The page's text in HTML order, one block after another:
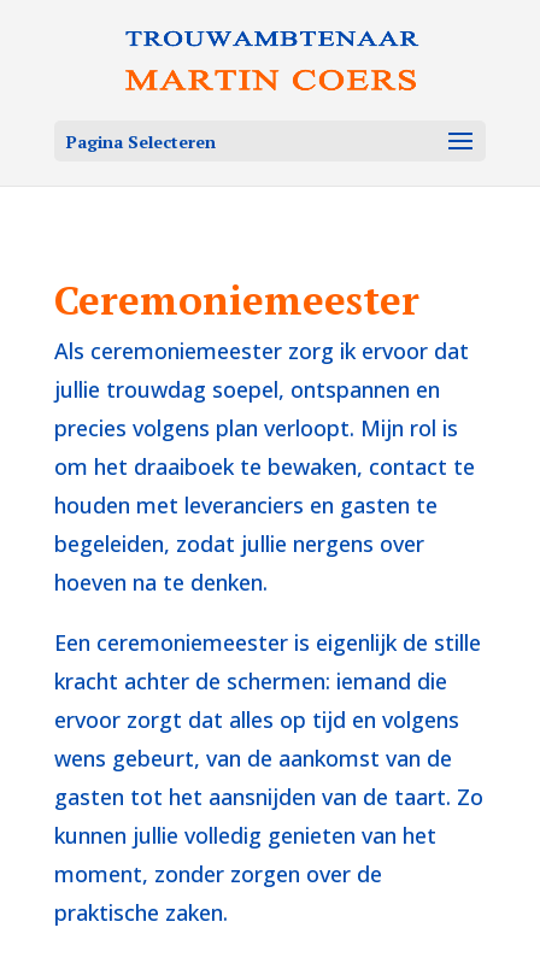
Pagina Selecteren
Ceremoniemeester
Als ceremoniemeester zorg ik ervoor dat
jullie trouwdag soepel, ontspannen en
precies volgens plan verloopt. Mijn rol is
om het draaiboek te bewaken, contact te
houden met leveranciers en gasten te
begeleiden, zodat jullie nergens over
hoeven na te denken.
Een ceremoniemeester is eigenlijk de stille
kracht achter de schermen: iemand die
ervoor zorgt dat alles op tijd en volgens
wens gebeurt, van de aankomst van de
gasten tot het aansnijden van de taart. Zo
kunnen jullie volledig genieten van het
moment, zonder zorgen over de
praktische zaken.